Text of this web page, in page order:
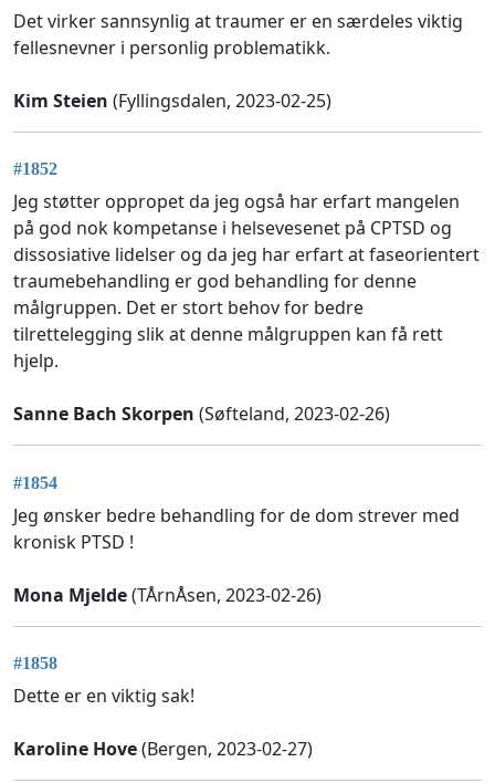
Det virker sannsynlig at traumer er en særdeles viktig
fellesnevner i personlig problematikk.
Kim Steien (Fyllingsdalen, 2023-02-25)
#1852
Jeg støtter oppropet da jeg også har erfart mangelen
på god nok kompetanse i helsevesenet på CPTSD og
dissosiative lidelser og da jeg har erfart at faseorientert
traumebehandling er god behandling for denne
målgruppen. Det er stort behov for bedre
tilrettelegging slik at denne målgruppen kan få rett
hjelp.
Sanne Bach Skorpen (Søfteland, 2023-02-26)
#1854
Jeg ønsker bedre behandling for de dom strever med
kronisk PTSD !
Mona Mjelde(TÅrnÅsen, 2023-02-26)
#1858
Dette er en viktig sak!
Karoline Hove(Bergen, 2023-02-27)